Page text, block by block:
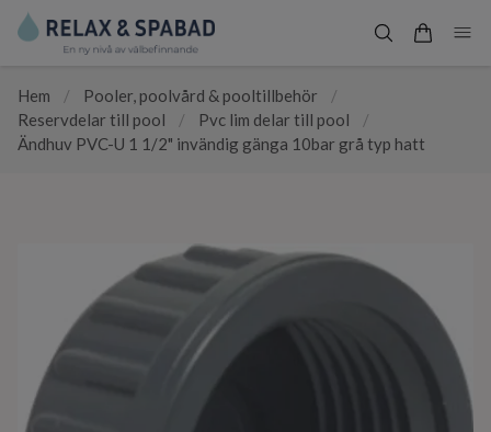
Hem / Pooler, poolvård & pooltillbehör
/
Reservdelar till pool
/ Pvc lim delar till pool
/
Ändhuv PVC-U 1 1/2" invändig gänga 10bar grå typ hatt